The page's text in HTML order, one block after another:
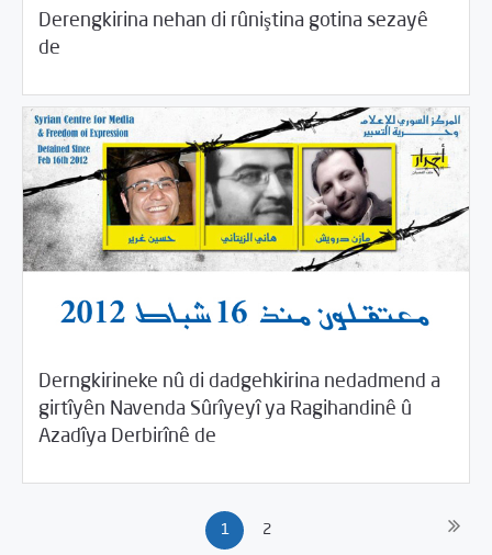
Derengkirina nehan di rûniştina gotina sezayê
de
28/2015 2015 / Beyannameyên SCMê
Derngkirineke nû di dadgehkirina nedadmend a
girtîyên Navenda Sûrîyeyî ya Ragihandinê û
Azadîya Derbirînê de
15/2015 2015/Beyannameyên SCMê
1 2